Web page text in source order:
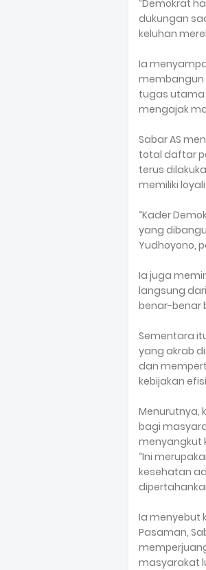
“Demokrat
dukungan
keluhan
Ia
membangun
tugas utama
mengajak
Sabar AS
total daftar
terus
memiliki
“Kader
yang
Yudhoyono,
Ia juga
langsung
benar-benar
Sementara
yang akrab
dan
kebijakan
Menurutnya,
bagi
menyangkut
“Ini
kesehatan
Ia menyebut
Pasaman,
masyarakat